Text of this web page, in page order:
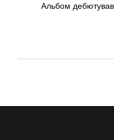
Альбом дебютував